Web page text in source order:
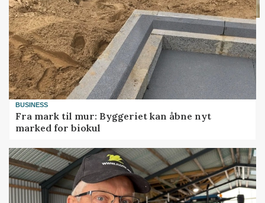
BUSINESS
Fra mark til mur: Byggeriet kan åbne nyt
marked for biokul